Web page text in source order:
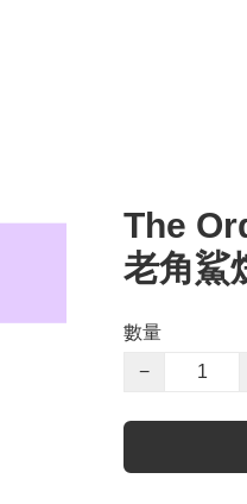
The
老角鯊
數量
−